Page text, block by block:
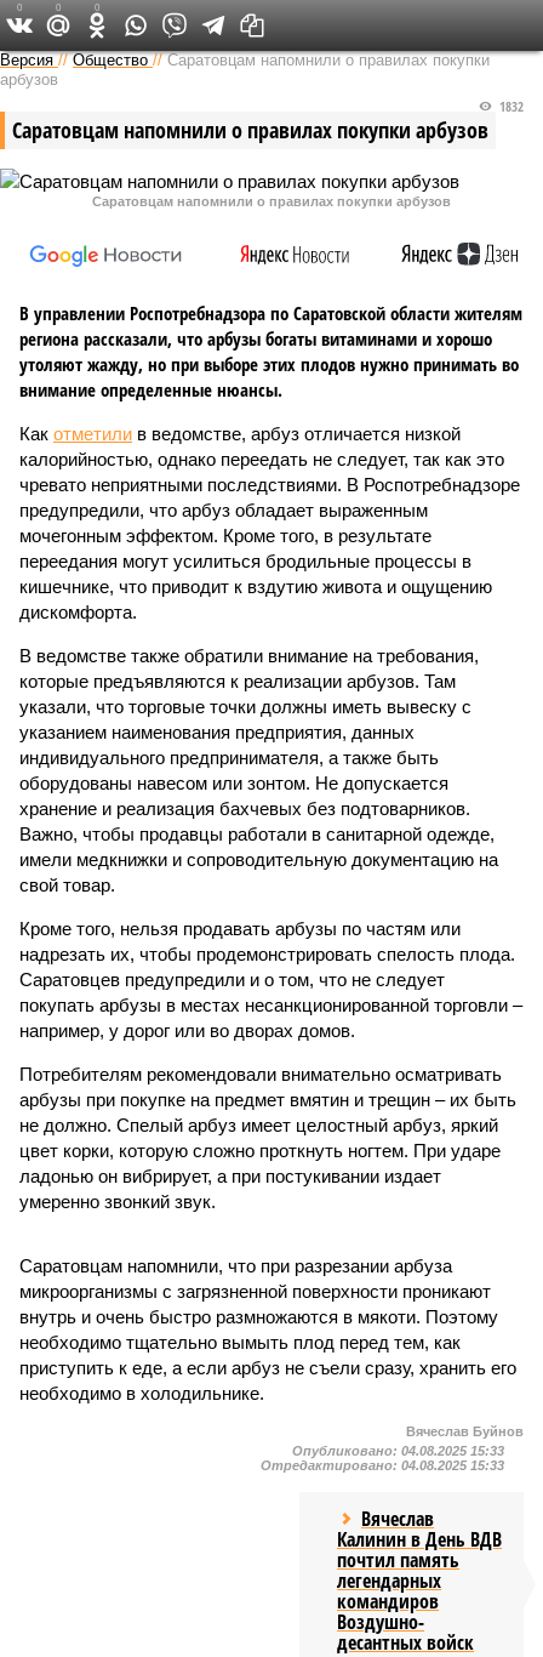
Версия в Саратове
Версия //Общество //Саратовцам напомнили о правилах покупки
арбузов
Саратовцам напомнили о правилах покупки арбузов
1832
Саратовцам напомнили о правилах покупки арбузов
В управлении Роспотребнадзора по Саратовской области жителям
региона рассказали, что арбузы богаты витаминами и хорошо
утоляют жажду, но при выборе этих плодов нужно принимать во
внимание определенные нюансы.
Как отметили в ведомстве, арбуз отличается низкой
калорийностью, однако переедать не следует, так как это
чревато неприятными последствиями. В Роспотребнадзоре
предупредили, что арбуз обладает выраженным
мочегонным эффектом. Кроме того, в результате
переедания могут усилиться бродильные процессы в
кишечнике, что приводит к вздутию живота и ощущению
дискомфорта.
В ведомстве также обратили внимание на требования,
которые предъявляются к реализации арбузов. Там
указали, что торговые точки должны иметь вывеску с
указанием наименования предприятия, данных
индивидуального предпринимателя, а также быть
оборудованы навесом или зонтом. Не допускается
хранение и реализация бахчевых без подтоварников.
Важно, чтобы продавцы работали в санитарной одежде,
имели медкнижки и сопроводительную документацию на
свой товар.
Кроме того, нельзя продавать арбузы по частям или
надрезать их, чтобы продемонстрировать спелость плода.
Саратовцев предупредили и о том, что не следует
покупать арбузы в местах несанкционированной торговли –
например, у дорог или во дворах домов.
Потребителям рекомендовали внимательно осматривать
арбузы при покупке на предмет вмятин и трещин – их быть
не должно. Спелый арбуз имеет целостный арбуз, яркий
цвет корки, которую сложно проткнуть ногтем. При ударе
ладонью он вибрирует, а при постукивании издает
умеренно звонкий звук.
Саратовцам напомнили, что при разрезании арбуза
микроорганизмы с загрязненной поверхности проникают
внутрь и очень быстро размножаются в мякоти. Поэтому
необходимо тщательно вымыть плод перед тем, как
приступить к еде, а если арбуз не съели сразу, хранить его
необходимо в холодильнике.
0 0 0
Вячеслав Буйнов
Опубликовано: 04.08.2025 15:33
Отредактировано: 04.08.2025 15:33
Вячеслав
Калинин в День ВДВ
почтил память
легендарных
командиров
Воздушно-
десантных войск